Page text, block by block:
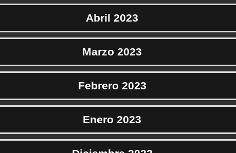
Abril 2023
Marzo 2023
Febrero 2023
Enero 2023